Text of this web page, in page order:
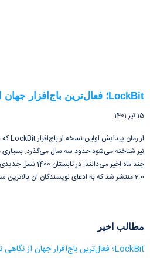
LockBit؛ فعال‌ترین باج‌افزار جهان از نگاهی نزدیک
15 تیر 1401
2.0 منتشر شد که به ادعای نویسندگان آن بالاترین سرعت رمزگذاری را
مطالب اخیر
LockBit؛ فعال‌ترین باج‌افزار جهان از نگاهی نزدیک